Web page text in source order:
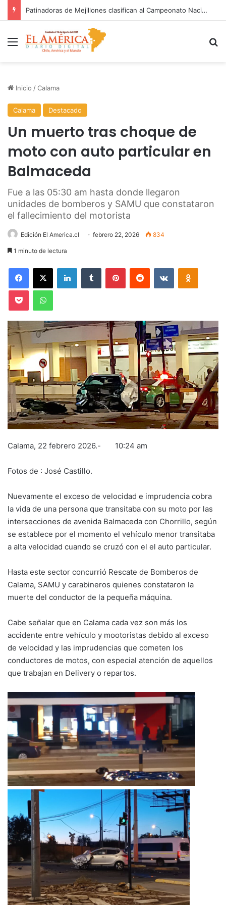
FOSIS garantiza suministro de agua durante cortes de energía a más de 900 vecinos de Antofagasta
Menú
Inicio /Calama
Calama Destacado
Un muerto tras choque de
moto con auto particular en
Balmaceda
Fue a las 05:30 am hasta donde llegaron
unidades de bomberos y SAMU que constataron
el fallecimiento del motorista
Edición El America.cl febrero 22, 2026 834
1 minuto de lectura
Facebook
X LinkedInTumblr PinterestReddit VKontakte
Pocket WhatsApp
Calama, 22 febrero 2026.- 10:24 am
Fotos de : José Castillo.
Nuevamente el exceso de velocidad e imprudencia cobra
la vida de una persona que transitaba con su moto por las
intersecciones de avenida Balmaceda con Chorrillo, según
se establece por el momento el vehículo menor transitaba
a alta velocidad cuando se cruzó con el el auto particular.
Hasta este sector concurrió Rescate de Bomberos de
Calama, SAMU y carabineros quienes constataron la
muerte del conductor de la pequeña máquina.
Cabe señalar que en Calama cada vez son más los
accidente entre vehículo y mootoristas debido al exceso
de velocidad y las imprudencias que cometen los
conductores de motos, con especial atención de aquellos
que trabajan en Delivery o repartos.